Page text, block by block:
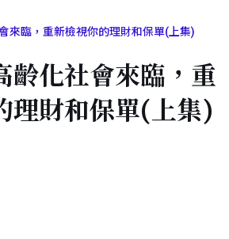
來臨，重新檢視你的理財和保單(上集)
齡化社會來臨，重
理財和保單(上集)